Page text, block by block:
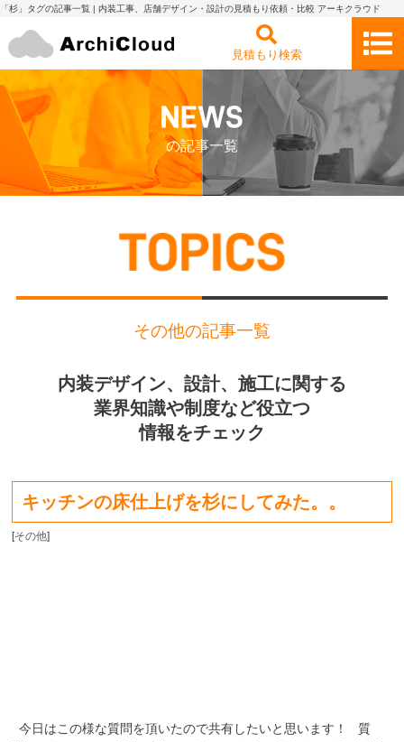
「杉」タグの記事一覧 | 内装工事、店舗デザイン・設計の見積もり依頼・比較 アーキクラウド
見積もり検索
の記事一覧
その他の記事一覧
内装デザイン、設計、施工に関する
業界知識や制度など役立つ
情報をチェック
キッチンの床仕上げを杉にしてみた。。
[その他]
今日はこの様な質問を頂いたので共有したいと思います！ 質